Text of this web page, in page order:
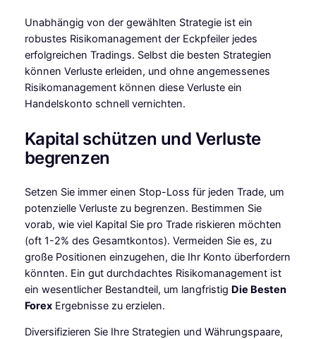
Unabhängig von der gewählten Strategie ist ein
robustes Risikomanagement der Eckpfeiler jedes
erfolgreichen Tradings. Selbst die besten Strategien
können Verluste erleiden, und ohne angemessenes
Risikomanagement können diese Verluste ein
Handelskonto schnell vernichten.
Kapital schützen und Verluste
begrenzen
Setzen Sie immer einen Stop-Loss für jeden Trade, um
potenzielle Verluste zu begrenzen. Bestimmen Sie
vorab, wie viel Kapital Sie pro Trade riskieren möchten
(oft 1-2% des Gesamtkontos). Vermeiden Sie es, zu
große Positionen einzugehen, die Ihr Konto überfordern
könnten. Ein gut durchdachtes Risikomanagement ist
ein wesentlicher Bestandteil, um langfristig Die Besten
ForexErgebnisse zu erzielen.
Diversifizieren Sie Ihre Strategien und Währungspaare,